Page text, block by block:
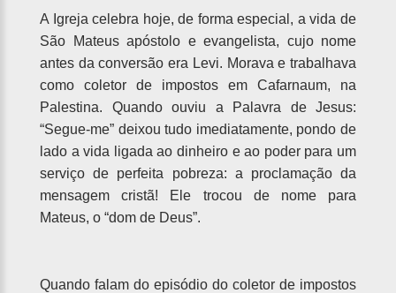
A Igreja celebra hoje, de forma especial, a vida de
São Mateus apóstolo e evangelista, cujo nome
antes da conversão era Levi. Morava e trabalhava
como coletor de impostos em Cafarnaum, na
Palestina. Quando ouviu a Palavra de Jesus:
“Segue-me” deixou tudo imediatamente, pondo de
lado a vida ligada ao dinheiro e ao poder para um
serviço de perfeita pobreza: a proclamação da
mensagem cristã! Ele trocou de nome para
Mateus, o “dom de Deus”.
Quando falam do episódio do coletor de impostos